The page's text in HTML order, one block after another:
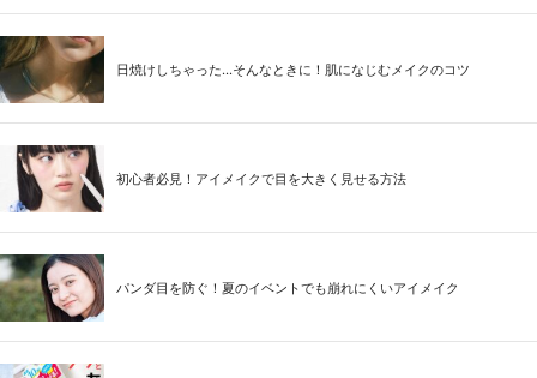
日焼けしちゃった...そんなときに！肌になじむメイクのコツ
初心者必見！アイメイクで目を大きく見せる方法
パンダ目を防ぐ！夏のイベントでも崩れにくいアイメイク